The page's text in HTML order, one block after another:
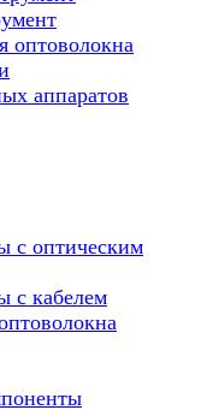
оптоволокна
аппаратов
с оптическим
с кабелем